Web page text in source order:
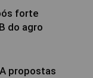
forte
do agro
propostas